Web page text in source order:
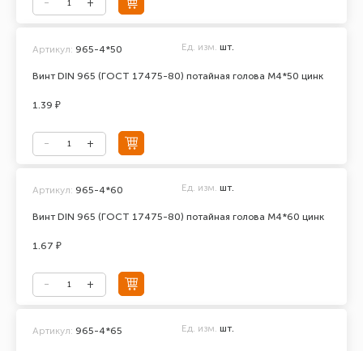
Винт DIN 965 (ГОСТ 17475-80) потайная голова М4*50 цинк
Артикул: 965-4*50 Ед. изм. шт.
1.39 ₽
Винт DIN 965 (ГОСТ 17475-80) потайная голова М4*60 цинк
Артикул: 965-4*60 Ед. изм. шт.
1.67 ₽
Артикул: 965-4*65 Ед. изм. шт.